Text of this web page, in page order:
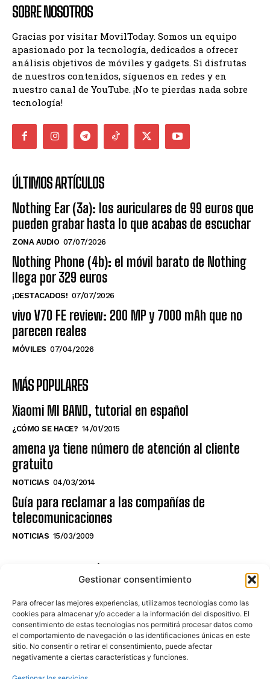
Gestionar consentimiento
Para ofrecer las mejores experiencias, utilizamos tecnologías como las
cookies para almacenar y/o acceder a la información del dispositivo. El
consentimiento de estas tecnologías nos permitirá procesar datos como
el comportamiento de navegación o las identificaciones únicas en este
sitio. No consentir o retirar el consentimiento, puede afectar
negativamente a ciertas características y funciones.
SOBRE NOSOTROS
Gracias por visitar MovilToday. Somos un equipo
apasionado por la tecnología, dedicados a ofrecer
análisis objetivos de móviles y gadgets. Si disfrutas
de nuestros contenidos, síguenos en redes y en
nuestro canal de YouTube. ¡No te pierdas nada sobre
tecnología!
ÚLTIMOS ARTÍCULOS
Nothing Ear (3a): los auriculares de 99 euros que
pueden grabar hasta lo que acabas de escuchar
ZONA AUDIO 07/07/2026
Nothing Phone (4b): el móvil barato de Nothing
llega por 329 euros
¡DESTACADOS! 07/07/2026
vivo V70 FE review: 200 MP y 7000 mAh que no
parecen reales
MÓVILES 07/04/2026
MÁS POPULARES
Xiaomi MI BAND, tutorial en español
¿CÓMO SE HACE? 14/01/2015
amena ya tiene número de atención al cliente
gratuito
NOTICIAS 04/03/2014
Guía para reclamar a las compañías de
telecomunicaciones
NOTICIAS 15/03/2009
NO TE PIERDAS LO ÚLTIMO DEL CANAL
Haz clic en «Estoy de acuerdo» para
activar Youtube
POLÍTICA DE COOKIES